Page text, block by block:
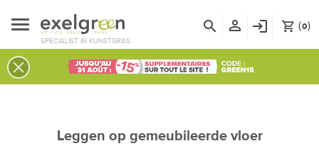
SPECIALIST IN KUNSTGRAS
shopping_cart (0)
login
person_outline
search
Leggen op gemeubileerde vloer